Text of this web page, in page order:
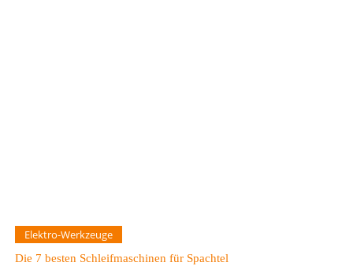
Elektro-Werkzeuge
Die 7 besten Schleifmaschinen für Spachtel